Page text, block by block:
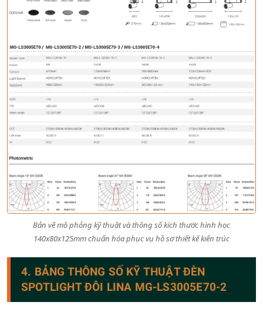
Bản vẽ mô phỏng kỹ thuật và thông số kích thước hình học
140x80x125mm chuẩn hóa phục vụ hồ sơ thiết kế kiến trúc
4. BẢNG THÔNG SỐ KỸ THUẬT ĐÈN
SPOTLIGHT ĐÔI LINA MG-LS3005E70-2